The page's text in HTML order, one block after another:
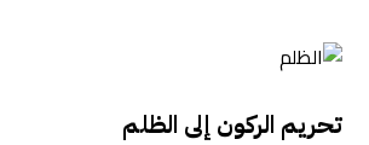
تحريم الركون إلى الظلم